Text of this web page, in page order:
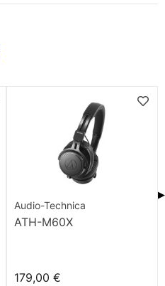
Audio-Technica
ATH-M60X
179,00 €
▶